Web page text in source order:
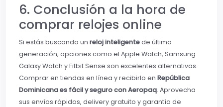
6. Conclusión a la hora de
comprar relojes online
Si estás buscando un reloj inteligentede última
generación, opciones como el Apple Watch, Samsung
Galaxy Watch y Fitbit Sense son excelentes alternativas.
Comprar en tiendas en línea y recibirlo en República
Dominicana es fácil y seguro con Aeropaq. Aprovecha
sus envíos rápidos, delivery gratuito y garantía de